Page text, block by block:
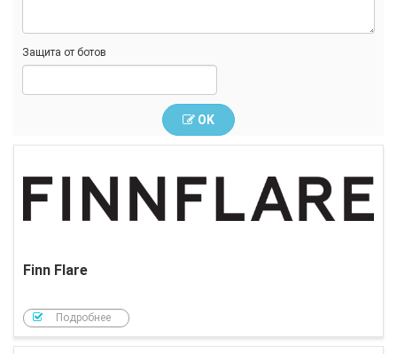
Защита от ботов
OK
Finn Flare
Подробнее